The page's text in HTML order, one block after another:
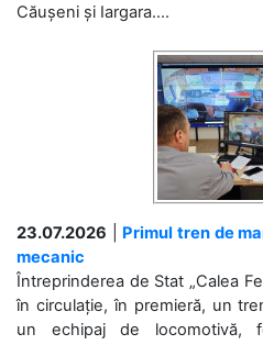
Căușeni și Iargara....
23.07.2026
Primul tren de
mecanic
Întreprinderea de Stat „Calea
în circulație, în premieră, un
un echipaj de locomotivă,